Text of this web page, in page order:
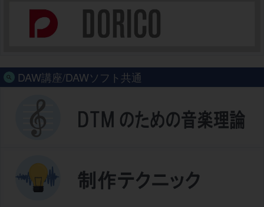
DAW講座/DAWソフト共通